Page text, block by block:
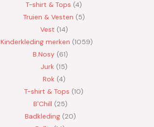
T-shirt & Tops 4
Truien & Vesten 5
Vest 14
Kinderkleding merken 1059
B.Nosy 61
Jurk 15
Rok 4
T-shirt & Tops 10
B'Chill 25
Badkleding 20